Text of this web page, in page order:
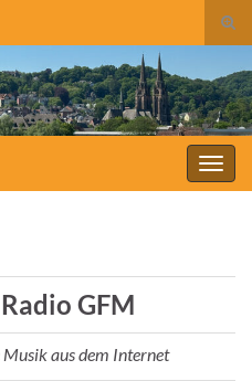
Radio GFM
aus dem Internet